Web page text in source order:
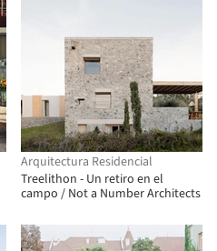
Arquitectura Residencial
Treelithon - Un retiro en el
campo / Not a Number Architects